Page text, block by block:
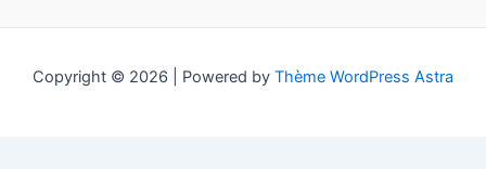
Copyright © 2026 | Powered by Thème WordPress Astra